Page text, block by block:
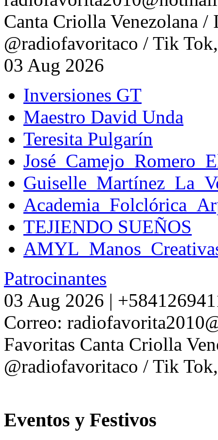
Canta Criolla Venezolana /
@radiofavoritaco / Tik
03 Aug 2026
Inversiones GT
Maestro David Unda
Teresita Pulgarín
TEJIENDO SUEÑOS
Patrocinantes
03 Aug 2026 |
Correo:
Favoritas Canta Criolla
@radiofavoritaco / Tik
Eventos y Festivos